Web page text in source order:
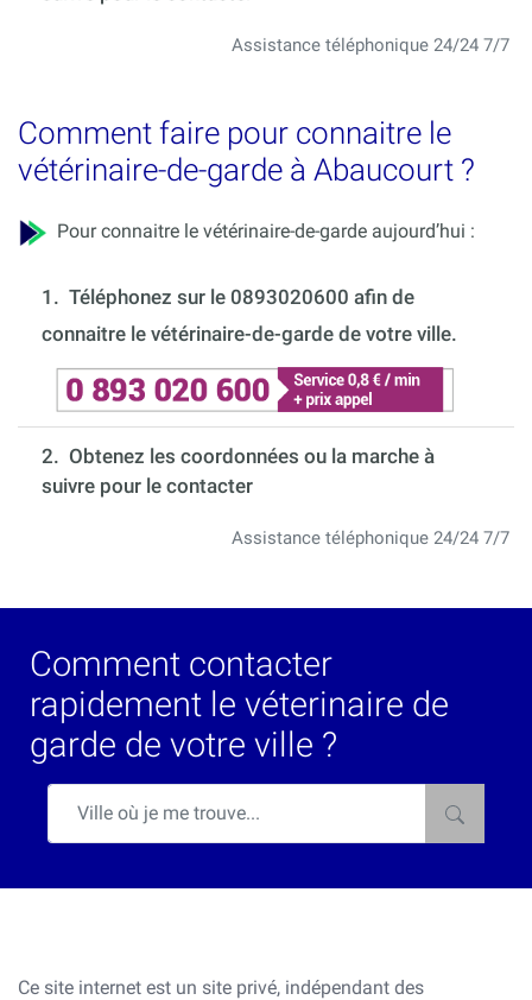
Assistance téléphonique 24/24 7/7
Comment faire pour connaitre le
vétérinaire-de-garde à Abaucourt ?
Pour connaitre le vétérinaire-de-garde aujourd’hui :
1. Téléphonez sur le 0893020600 afin de
connaitre le vétérinaire-de-garde de votre ville.
2. Obtenez les coordonnées ou la marche à
suivre pour le contacter
Assistance téléphonique 24/24 7/7
Comment contacter
rapidement le véterinaire de
garde de votre ville ?
Ce site internet est un site privé, indépendant des